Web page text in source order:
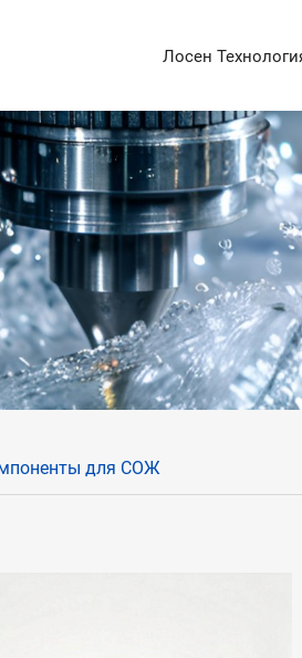
Лосен
для СОЖ